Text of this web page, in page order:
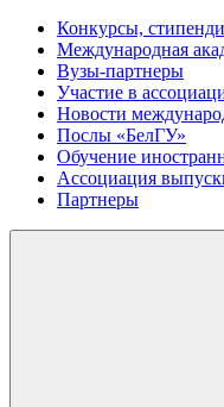
Конкурсы,
Международная
Вузы-партнеры
Участие в
Новости
Послы «БелГУ»
Обучение
Ассоциация
Партнеры